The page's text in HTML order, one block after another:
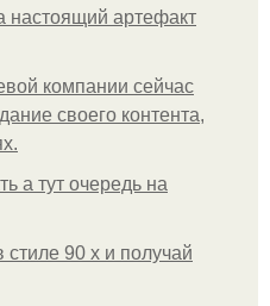
настоящий артефакт
компании сейчас
своего контента,
а тут очередь на
90 х и получай